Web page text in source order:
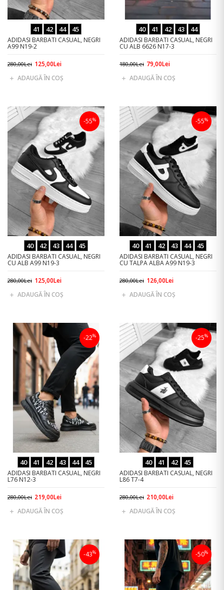
41 42 44 45
ADIDASI BARBATI CASUAL, NEGRI
A99 N19-2
280,00Lei 125,00Lei
ADAUGĂ ÎN COŞ
40 41 42 43 44
ADIDASI BARBATI CASUAL, NEGRI
CU ALB 6626 N17-3
180,00Lei 79,00Lei
ADAUGĂ ÎN COŞ
-55%
40 42 43 44 45
ADIDASI BARBATI CASUAL, NEGRI
CU ALB A99 N19-3
280,00Lei 125,00Lei
ADAUGĂ ÎN COŞ
-55%
40 41 42 43 44 45
ADIDASI BARBATI CASUAL, NEGRI
CU TALPA ALBA A99 N19-3
280,00Lei 126,00Lei
ADAUGĂ ÎN COŞ
-22%
40 41 42 43 44 45
ADIDASI BARBATI CASUAL, NEGRI
L76 N12-3
280,00Lei 219,00Lei
ADAUGĂ ÎN COŞ
-25%
40 41 42 45
ADIDASI BARBATI CASUAL, NEGRI
L86 T7-4
280,00Lei 210,00Lei
ADAUGĂ ÎN COŞ
-43% -50%